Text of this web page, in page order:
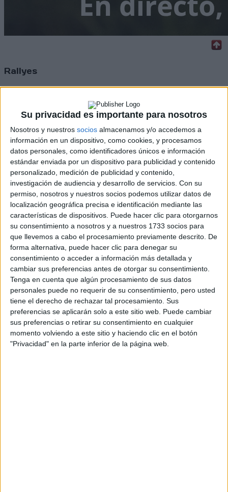
Su privacidad es importante para nosotros
Nosotros y nuestros socios almacenamos y/o accedemos a
información en un dispositivo, como cookies, y procesamos
datos personales, como identificadores únicos e información
estándar enviada por un dispositivo para publicidad y contenido
personalizado, medición de publicidad y contenido,
investigación de audiencia y desarrollo de servicios. Con su
permiso, nosotros y nuestros socios podemos utilizar datos de
localización geográfica precisa e identificación mediante las
características de dispositivos. Puede hacer clic para otorgarnos
su consentimiento a nosotros y a nuestros 1733 socios para
que llevemos a cabo el procesamiento previamente descrito. De
forma alternativa, puede hacer clic para denegar su
consentimiento o acceder a información más detallada y
cambiar sus preferencias antes de otorgar su consentimiento.
Tenga en cuenta que algún procesamiento de sus datos
personales puede no requerir de su consentimiento, pero usted
tiene el derecho de rechazar tal procesamiento. Sus
preferencias se aplicarán solo a este sitio web. Puede cambiar
sus preferencias o retirar su consentimiento en cualquier
momento volviendo a este sitio y haciendo clic en el botón
"Privacidad" en la parte inferior de la página web.
Rallyes
WRC
ERC
CERA
CERT
Internacionales
Campeonatos Autonómicos
Históricos
Dakar
RallyCross
Circuitos
Fórmula E
F2 / F3 / F4
Resistencia
Indycar
Otros
Producto
Producto
Web pensada para poder ofrecer diferentes
productos propios y ajenos para que los